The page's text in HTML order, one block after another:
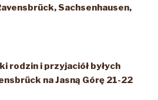
Sachsenhausen,
rodzin i przyjaciół byłych
na Jasną Górę 21-22